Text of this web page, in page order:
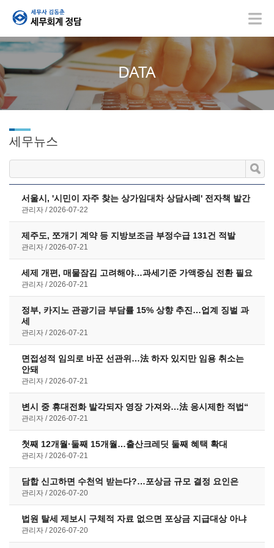
DATA
세무뉴스
서울시, '시민이 자주 찾는 상가임대차 상담사례' 전자책 발간
관리자 2026-07-22
제주도, 쪼개기 계약 등 지방보조금 부정수급 131건 적발
관리자 2026-07-21
세제 개편, 매물잠김 고려해야…과세기준 가액중심 전환 필요
관리자 2026-07-21
정부, 카지노 관광기금 부담률 15% 상향 추진…업계 징벌 과
세
관리자 2026-07-21
면접성적 임의로 바꾼 선관위…法 하자 있지만 임용 취소는
안돼
관리자 2026-07-21
변시 중 휴대전화 발각되자 영장 가져와…法 응시제한 적법“
관리자 2026-07-21
첫째 12개월·둘째 15개월…출산크레딧 둘째 혜택 확대
관리자 2026-07-21
담합 신고하면 수천억 받는다?…포상금 규모 결정 요인은
관리자 2026-07-20
법원 탈세 제보시 구체적 자료 없으면 포상금 지급대상 아냐
관리자 2026-07-20